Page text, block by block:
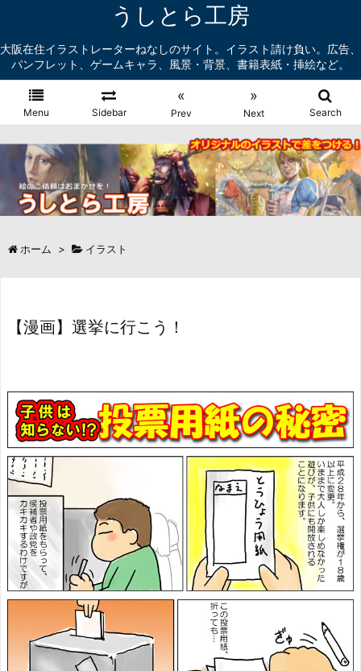
うしとら工房
大阪在住イラストレーターねなしのサイト。イラスト請け負い。広告、
パンフレット、ゲームキャラ、風景・背景、書籍表紙・挿絵など。
Menu Sidebar
«
Prev
»
Next Search
ホーム > イラスト
【漫画】選挙に行こう！